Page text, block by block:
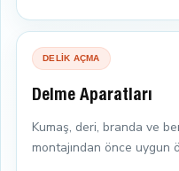
DELİK AÇMA
Delme Aparatları
Kumaş, deri, branda ve
montajından önce uygun